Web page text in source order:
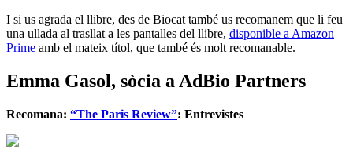
I si us agrada el llibre, des de Biocat també us recomanem que li feu
una ullada al trasllat a les pantalles del llibre, disponible a Amazon
Prime amb el mateix títol, que també és molt recomanable.
Emma Gasol, sòcia a AdBio Partners
Recomana: “The Paris Review”: Entrevistes